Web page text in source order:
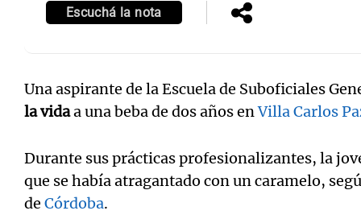
Escuchá la nota
Una aspirante de la Escuela de Suboficiales
la vidaa una beba de dos años enVilla Carlos
Durante sus prácticas profesionalizantes, la
que se había atragantado con un caramelo,
de Córdoba.